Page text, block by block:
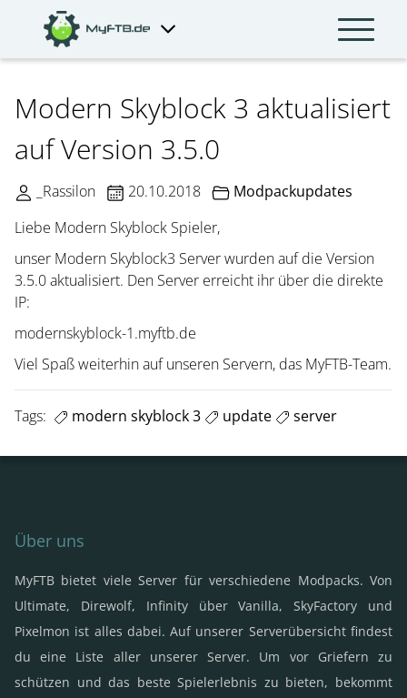
Modern Skyblock 3 aktualisiert
auf Version 3.5.0
_Rassilon 20.10.2018
Modpackupdates
Liebe Modern Skyblock Spieler,
unser Modern Skyblock3 Server wurden auf die Version
3.5.0 aktualisiert. Den Server erreicht ihr über die direkte
IP:
modernskyblock-1.myftb.de
Viel Spaß weiterhin auf unseren Servern, das MyFTB-Team.
Tags: modern skyblock 3 update server
Über uns
MyFTB bietet viele Server für verschiedene Modpacks. Von
Ultimate, Direwolf, Infinity über Vanilla, SkyFactory und
Pixelmon ist alles dabei. Auf unserer Serverübersicht findest
du eine Liste aller unserer Server. Um vor Griefern zu
schützen und das beste Spielerlebnis zu bieten, bekommt